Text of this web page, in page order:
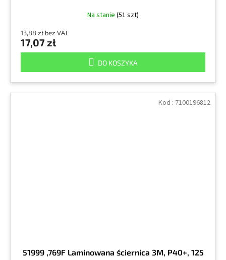
Na stanie (51 szt)
13,88 zł bez VAT
17,07 zł
DO KOSZYKA
51999 ,769F Laminowana ściernica 3M, P40+, 125
Kod : 7100196812